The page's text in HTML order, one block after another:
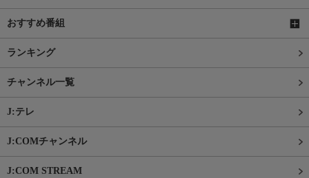
おすすめ番組
ランキング
チャンネル一覧
J:テレ
J:COMチャンネル
J:COM STREAM